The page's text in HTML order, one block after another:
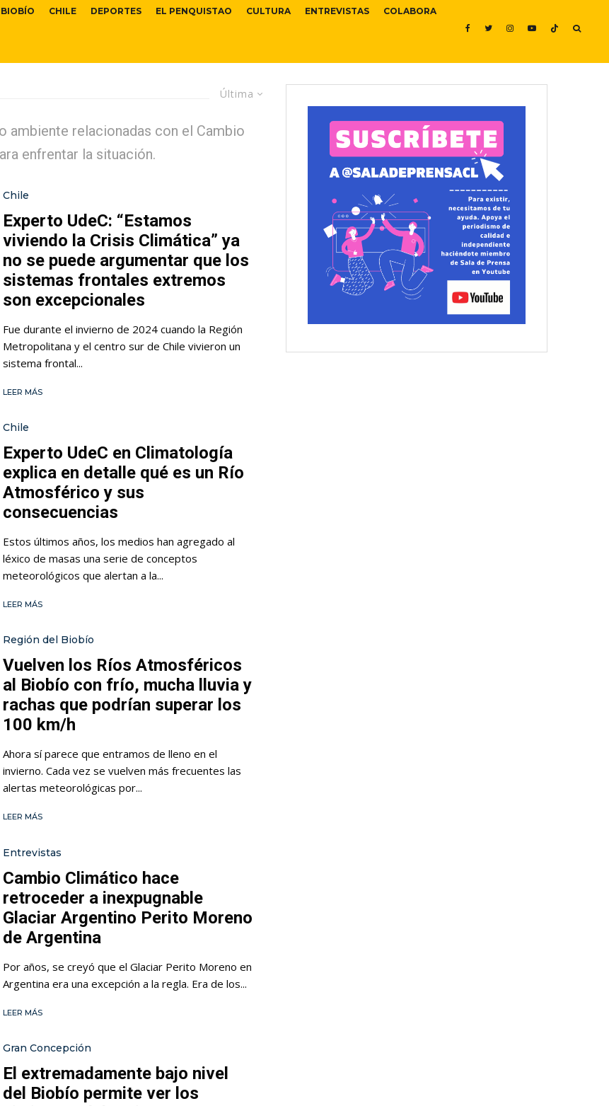
CHILE DEPORTES EL PENQUISTAO CULTURA ENTREVISTAS COLABORA
Última
ambiente relacionadas con el Cambio
enfrentar la situación.
Chile
Experto UdeC: “Estamos
viviendo la Crisis Climática” ya
no se puede argumentar que los
sistemas frontales extremos
son excepcionales
Fue durante el invierno de 2024 cuando la Región
Metropolitana y el centro sur de Chile vivieron un
sistema frontal...
LEER MÁS
Chile
Experto UdeC en Climatología
explica en detalle qué es un Río
Atmosférico y sus
consecuencias
Estos últimos años, los medios han agregado al
léxico de masas una serie de conceptos
meteorológicos que alertan a la...
LEER MÁS
Región del Biobío
Vuelven los Ríos Atmosféricos
al Biobío con frío, mucha lluvia y
rachas que podrían superar los
100 km/h
Ahora sí parece que entramos de lleno en el
invierno. Cada vez se vuelven más frecuentes las
alertas meteorológicas por...
LEER MÁS
Entrevistas
Cambio Climático hace
retroceder a inexpugnable
Glaciar Argentino Perito Moreno
de Argentina
Por años, se creyó que el Glaciar Perito Moreno en
Argentina era una excepción a la regla. Era de los...
LEER MÁS
Gran Concepción
El extremadamente bajo nivel
del Biobío permite ver los